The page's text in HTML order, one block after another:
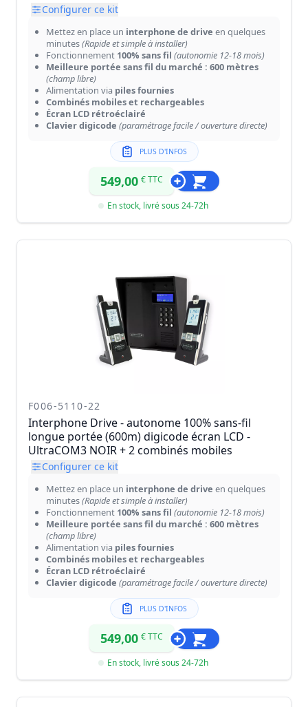
Configurer ce kit
Mettez en place un interphone de drive en quelques
minutes(Rapide et simple à installer)
Fonctionnement 100% sans fil (autonomie 12-18 mois)
Meilleure portée sans fil du marché : 600 mètres
(champ libre)
Alimentation via piles fournies
Combinés mobiles et rechargeables
Écran LCD rétroéclairé
Clavier digicode (paramétrage facile / ouverture directe)
PLUS D'INFOS
549,00 € TTC
En stock, livré sous 24-72h
F006-5110-22
Interphone Drive - autonome 100% sans-fil
longue portée (600m) digicode écran LCD -
UltraCOM3 NOIR + 2 combinés mobiles
Configurer ce kit
Mettez en place un interphone de drive en quelques
minutes(Rapide et simple à installer)
Fonctionnement 100% sans fil (autonomie 12-18 mois)
Meilleure portée sans fil du marché : 600 mètres
(champ libre)
Alimentation via piles fournies
Combinés mobiles et rechargeables
Écran LCD rétroéclairé
Clavier digicode (paramétrage facile / ouverture directe)
PLUS D'INFOS
549,00 € TTC
En stock, livré sous 24-72h